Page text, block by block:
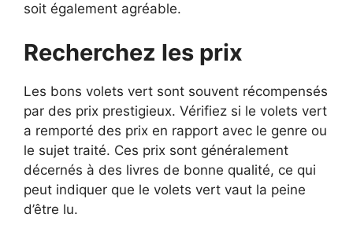
soit également agréable.
Recherchez les prix
Les bons volets vert sont souvent récompensés
par des prix prestigieux. Vérifiez si le volets vert
a remporté des prix en rapport avec le genre ou
le sujet traité. Ces prix sont généralement
décernés à des livres de bonne qualité, ce qui
peut indiquer que le volets vert vaut la peine
d’être lu.